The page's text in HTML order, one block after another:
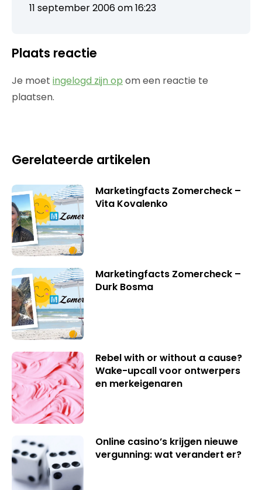
11 september 2006 om 16:23
Plaats reactie
Je moet ingelogd zijn op om een reactie te
plaatsen.
Gerelateerde artikelen
Marketingfacts Zomercheck –
Vita Kovalenko
Marketingfacts Zomercheck –
Durk Bosma
Rebel with or without a cause?
Wake-upcall voor ontwerpers
en merkeigenaren
Online casino’s krijgen nieuwe
vergunning: wat verandert er?